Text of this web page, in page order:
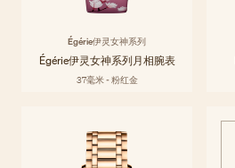
Égérie伊灵女神系列
Égérie伊灵女神系列月相腕表
37毫米 - 粉红金